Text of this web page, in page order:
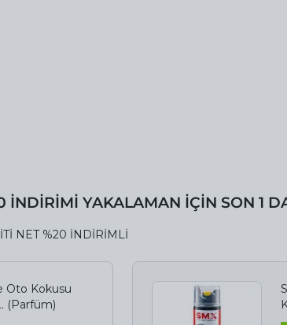
İNDİRİMİ YAKALAMAN İÇİN SON 1
NET %20 İNDİRİMLİ
Oto Kokusu
(Parfüm)